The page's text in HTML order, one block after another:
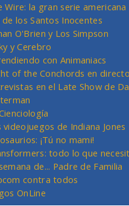
Wire: la gran serie americana
de los Santos Inocentes
O'Brien y Los Simpson
y Cerebro
con Animaniacs
of the Conchords en directo
en el Late Show de
videojuegos de Indiana Jones
¡Tú no mami!
todo lo que
de... Padre de Familia
contra todos
OnLine